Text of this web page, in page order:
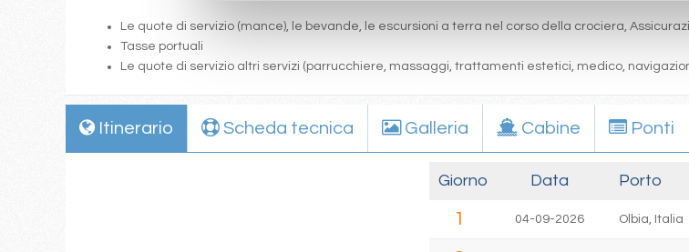
Le quote di servizio (mance), le bevande, le escursioni a terra nel corso della crociera,
Tasse portuali
Le quote di servizio altri servizi (parrucchiere, massaggi, trattamenti estetici, medico,
Itinerario Scheda tecnica Galleria Cabine Ponti
Giorno Data Porto
1 04-09-2026 Olbia, Italia